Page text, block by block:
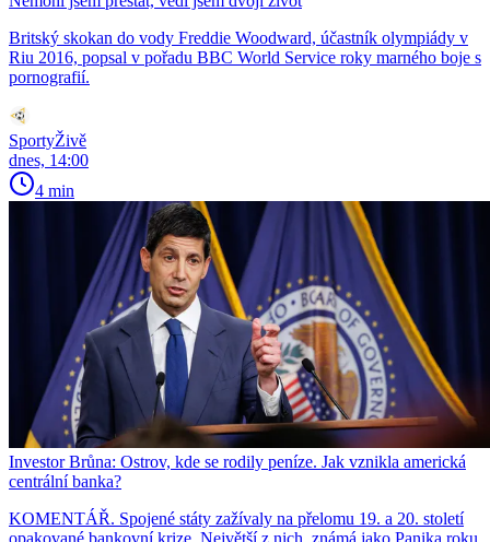
Britský skokan do vody Freddie Woodward, účastník olympiády v
Riu 2016, popsal v pořadu BBC World Service roky marného boje s
pornografií.
SportyŽivě
dnes, 14:00
4 min
Investor Brůna: Ostrov, kde se rodily peníze. Jak vznikla americká
centrální banka?
KOMENTÁŘ. Spojené státy zažívaly na přelomu 19. a 20. století